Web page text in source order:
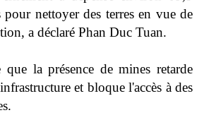
nettoyer des terres en vue de
a déclaré Phan Duc Tuan.
la présence de mines retarde
et bloque l'accès à des